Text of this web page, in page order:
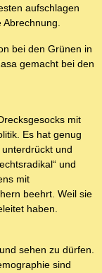
aufschlagen
Abrechnung.
bei den Grünen in
gemacht bei den
mit
Es hat genug
und
und
mit
beehrt. Weil sie
haben.
sehen zu dürfen.
sind